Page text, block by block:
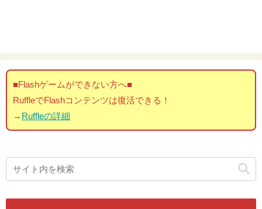
■Flashゲームができない方へ■
RuffleでFlashコンテンツは復活できる！
→ Ruffleの詳細